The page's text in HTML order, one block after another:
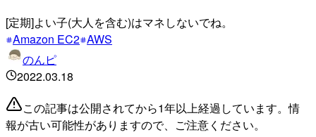
[定期]よい子(大人を含む)はマネしないでね。
Amazon EC2 AWS
のんピ
2022.03.18
この記事は公開されてから1年以上経過しています。情
報が古い可能性がありますので、ご注意ください。